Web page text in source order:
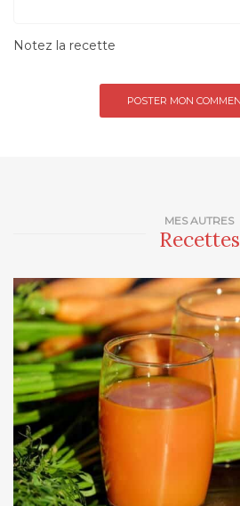
MES AUTRES
Recettes
Notez la recette